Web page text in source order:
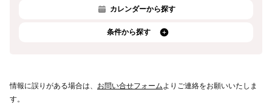
カレンダーから探す
条件から探す
情報に誤りがある場合は、 お問い合せフォームよりご連絡をお願いいたしま
す。